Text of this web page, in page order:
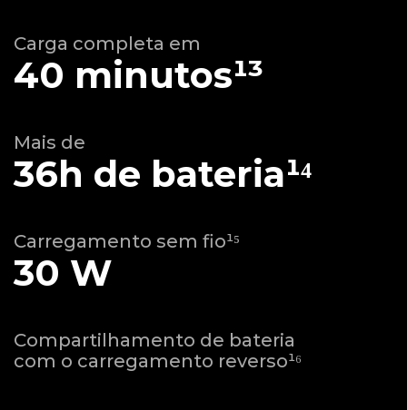
Carga completa em
40 minutos¹³
Mais de
36h de bateria¹⁴
Carregamento sem fio¹⁵
30 W
Compartilhamento de bateria
com o carregamento reverso¹⁶